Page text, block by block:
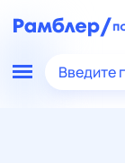
Введите